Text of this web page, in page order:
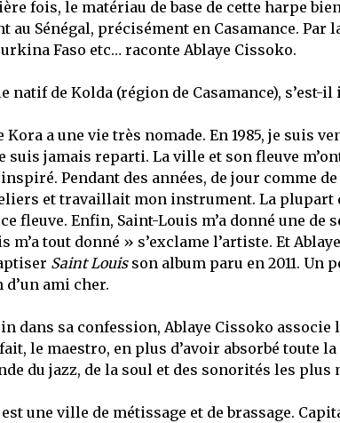
fois, le matériau de base de cette harpe
au Sénégal, précisément en Casamance. Par
Faso etc… raconte Ablaye Cissoko.
natif de Kolda (région de Casamance), s’est-
Kora a une vie très nomade. En 1985, je suis
suis jamais reparti. La ville et son fleuve
Pendant des années, de jour comme
et travaillait mon instrument. La plupart
fleuve. Enfin, Saint-Louis m’a donné une de
m’a tout donné » s’exclame l’artiste. Et
Saint Louisson album paru en 2011. Un
ami cher.
dans sa confession, Ablaye Cissoko associe
le maestro, en plus d’avoir absorbé toute
du jazz, de la soul et des sonorités les plus
une ville de métissage et de brassage.